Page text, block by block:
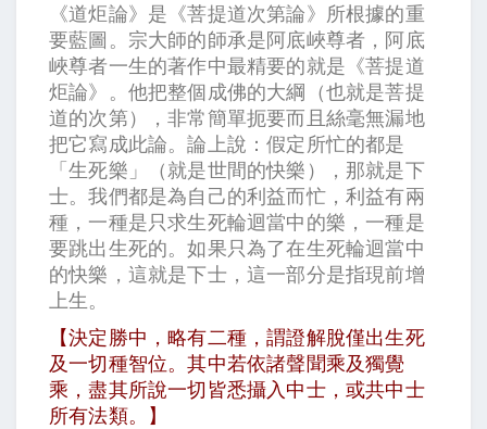
《道炬論》是《菩提道次第論》所根據的重
要藍圖。宗大師的師承是阿底峽尊者，阿底
峽尊者一生的著作中最精要的就是《菩提道
炬論》。他把整個成佛的大綱（也就是菩提
道的次第），非常簡單扼要而且絲毫無漏地
把它寫成此論。論上說：假定所忙的都是
「生死樂」（就是世間的快樂），那就是下
士。我們都是為自己的利益而忙，利益有兩
種，一種是只求生死輪迴當中的樂，一種是
要跳出生死的。如果只為了在生死輪迴當中
的快樂，這就是下士，這一部分是指現前增
上生。
【決定勝中，略有二種，謂證解脫僅出生死
及一切種智位。其中若依諸聲聞乘及獨覺
乘，盡其所說一切皆悉攝入中士，或共中士
所有法類。】